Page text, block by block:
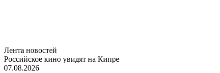
Лента новостей
Российское кино увидят на Кипре
07.08.2026